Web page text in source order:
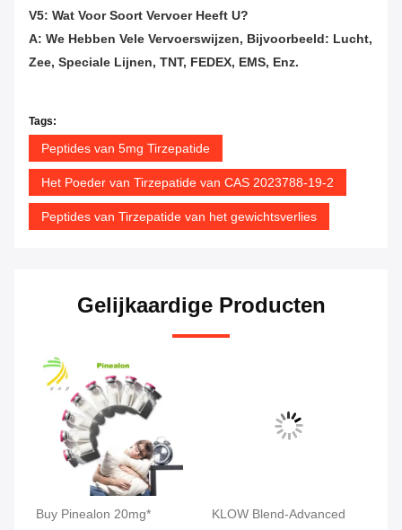
V5: Wat Voor Soort Vervoer Heeft U?
A: We Hebben Vele Vervoerswijzen, Bijvoorbeeld: Lucht,
Zee, Speciale Lijnen, TNT, FEDEX, EMS, Enz.
Tags:
Peptides van 5mg Tirzepatide
Het Poeder van Tirzepatide van CAS 2023788-19-2
Peptides van Tirzepatide van het gewichtsverlies
Gelijkaardige Producten
Buy Pinealon 20mg*
KLOW Blend-Advanced